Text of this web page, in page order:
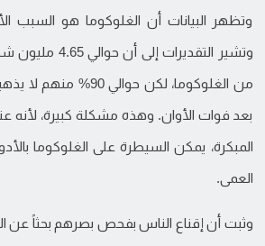
وتظهر البيانات أن الغلوكوما هو السبب
وتشير التقديرات
من الغلوكوما، لكن حوالي
بعد فوات الأوان. وهذه مشكلة كبيرة، لأنه
المبكرة، يمكن السيطرة على الغلوكوما
العمى.
وثبت أن إقناع الناس بفحص بصرهم بحثاً عن